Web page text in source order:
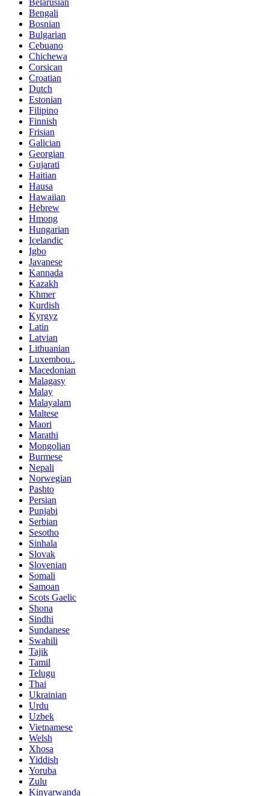
Belarusian
Bengali
Bosnian
Bulgarian
Cebuano
Chichewa
Corsican
Croatian
Dutch
Estonian
Filipino
Finnish
Frisian
Galician
Georgian
Gujarati
Haitian
Hausa
Hawaiian
Hebrew
Hmong
Hungarian
Icelandic
Igbo
Javanese
Kannada
Kazakh
Khmer
Kurdish
Kyrgyz
Latin
Latvian
Lithuanian
Luxembou..
Macedonian
Malagasy
Malay
Malayalam
Maltese
Maori
Marathi
Mongolian
Burmese
Nepali
Norwegian
Pashto
Persian
Punjabi
Serbian
Sesotho
Sinhala
Slovak
Slovenian
Somali
Samoan
Scots Gaelic
Shona
Sindhi
Sundanese
Swahili
Tajik
Tamil
Telugu
Thai
Ukrainian
Urdu
Uzbek
Vietnamese
Welsh
Xhosa
Yiddish
Yoruba
Zulu
Kinyarwanda